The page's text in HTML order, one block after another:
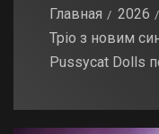
Главная 2026
Тріо з новим
Pussycat Dolls